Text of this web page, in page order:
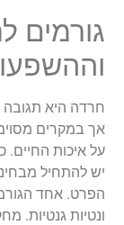
גורמים
חרדה היא תגובה
אך במקרים
על איכות החיים.
יש להתחיל
הפרט. אחד
ונטיות גנטיות.